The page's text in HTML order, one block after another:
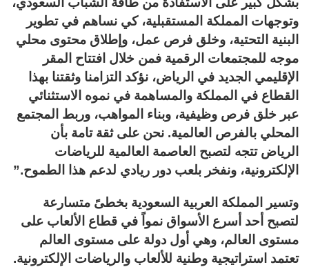
وتوجهات المملكة المستقبلية، كي نساهم في تطوير
البنية التحتية، وخلق فرص عمل، وإطلاق محتوى محلي
موجه للمجتمعات الرقمية فمن خلال افتتاح المقر
الإقليمي الجديد في الرياض، نؤكد التزامنا وثقتنا بهذا
القطاع في المملكة والمساهمة في نموه الاستثنائي
عبر خلق فرص وظيفية، وبناء المواهب، وربط المجتمع
المحلي بالفرص العالمية. نحن على ثقة تامة بأن
الرياض تتجه لتصبح العاصمة العالمية للرياضات
الإلكترونية، ونفخر بلعب دور ريادي لدعم هذا الطموح.”
وتسير المملكة العربية السعودية بخطىً متسارعة
لتصبح أحد أسرع الأسواق نمواً في قطاع الألعاب على
مستوى العالم، وهي أول دولة على مستوى العالم
تعتمد استراتيجية وطنية للألعاب والرياضات الإلكترونية.